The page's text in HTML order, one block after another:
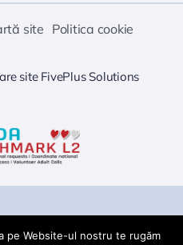
site Politica cookie
site FivePlus Solutions
pe Website-ul nostru te rugăm
Unable to initialize